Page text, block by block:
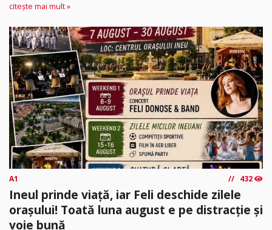
citește mai mult »
A1 432
Ineul prinde viață, iar Feli deschide zilele
orașului! Toată luna august e pe distracție și
voie bună